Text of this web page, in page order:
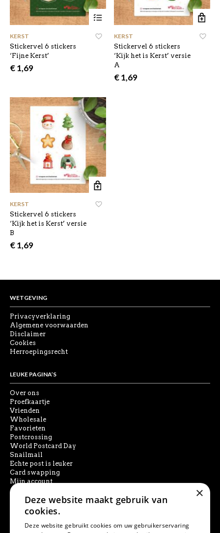
KERST
Stickervel 6 stickers
‘Fijne Kerst’
€1,69
KERST
Stickervel 6 stickers
‘Kijk het is Kerst’ versie
A
€1,69
KERST
Stickervel 6 stickers
‘Kijk het is Kerst’ versie
B
€1,69
WETGEVING
Privacyverklaring
Algemene voorwaarden
Disclaimer
Cookies
Herroepingsrecht
LEUKE PAGINA’S
Over ons
Proefkaartje
Vrienden
Wholesale
Favorieten
Postcrossing
World Postcard Day
Snailmail
Echte post is leuker
Card swapping
Mijn account
SOCIAL MEDIA
×
Deze website maakt gebruik van
cookies.
Deze website gebruikt cookies om uw gebruikerservaring